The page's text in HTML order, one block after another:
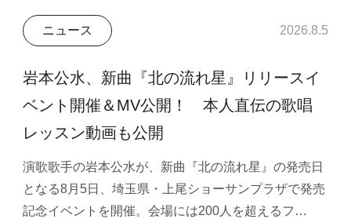
ニュース 2026.8.5
岩本公水、新曲『北の流れ星』リリースイ
ベント開催＆MV公開！ 本人直伝の歌唱
レッスン動画も公開
演歌歌手の岩本公水が、新曲『北の流れ星』の発売日
となる8月5日、埼玉県・上尾ショーサンプラザで発売
記念イベントを開催。会場には200人を超えるフ…